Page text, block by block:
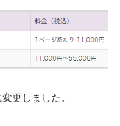
更しました。